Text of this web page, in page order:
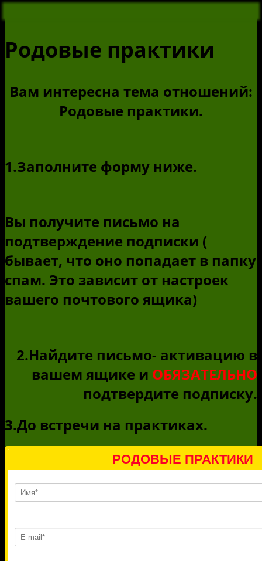
Родовые практики
Вам интересна тема отношений:
Родовые практики.
1.Заполните форму ниже.
Вы получите письмо на
подтверждение подписки (
бывает, что оно попадает в папку
спам. Это зависит от настроек
вашего почтового ящика)
2.Найдите письмо- активацию в
вашем ящике и ОБЯЗАТЕЛЬНО
подтвердите подписку.
3.До встречи на практиках.
РОДОВЫЕ ПРАКТИКИ